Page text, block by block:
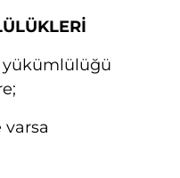
yükümlülüğü